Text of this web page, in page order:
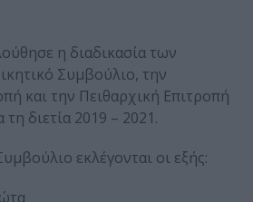
η διαδικασία των
Συμβούλιο, την
και την Πειθαρχική Επιτροπή
διετία 2019 – 2021.
εκλέγονται οι εξής: